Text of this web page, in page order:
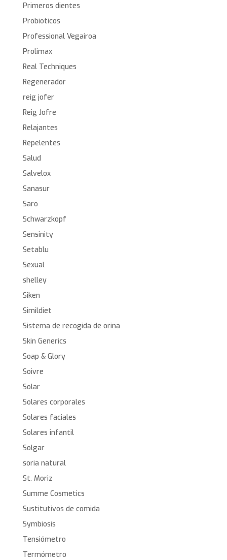
Primeros dientes
Probioticos
Professional Vegairoa
Prolimax
Real Techniques
Regenerador
reig jofer
Reig Jofre
Relajantes
Repelentes
Salud
Salvelox
Sanasur
Saro
Schwarzkopf
Sensinity
Setablu
Sexual
shelley
Siken
Simildiet
Sistema de recogida de orina
Skin Generics
Soap & Glory
Soivre
Solar
Solares corporales
Solares faciales
Solares infantil
Solgar
soria natural
St. Moriz
Summe Cosmetics
Sustitutivos de comida
Symbiosis
Tensiómetro
Termómetro